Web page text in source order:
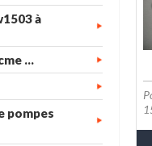
à
...
pompes